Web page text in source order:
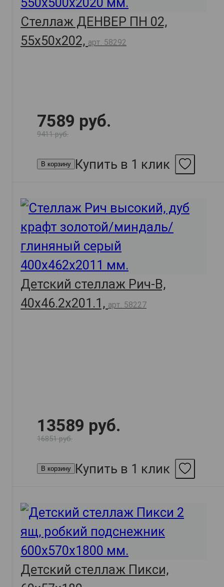
Стеллаж ДЕНВЕР ПН 02,
55х50х202, арт. 58292
7589 руб.
9411 руб.
В корзину Купить в 1 клик
Детский стеллаж Рич-В,
40х46.2х201.1, арт. 58227
13589 руб.
16851 руб.
В корзину Купить в 1 клик
Детский стеллаж Пикси,